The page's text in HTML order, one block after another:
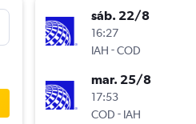
sáb. 22/8
16:27
IAH -COD
mar. 25/8
17:53
COD - IAH